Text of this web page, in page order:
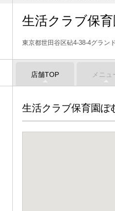
生活クラブ保
東京都世田谷区砧4-38-4グラン
店舗TOP メニュ
生活クラブ保育園ぽ